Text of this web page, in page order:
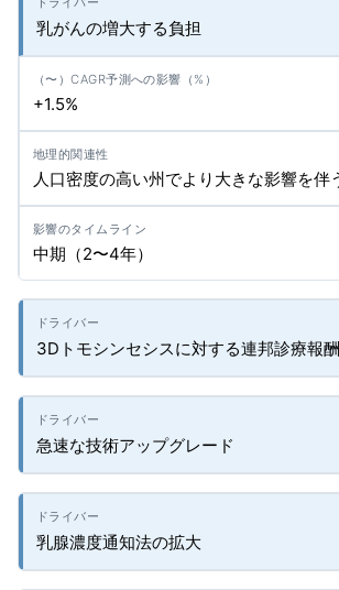
乳がんの増大する負担
+1.5%
人口密度の高い州でより大きな影響を伴
中期（2〜4年）
3Dトモシンセシスに対する連邦診療報酬
急速な技術アップグレード
乳腺濃度通知法の拡大